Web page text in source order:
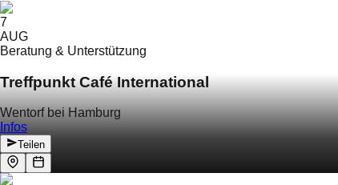
7
AUG
Beratung & Unterstützung
Treffpunkt Café International
Wentorf bei Hamburg
Infos
Teilen